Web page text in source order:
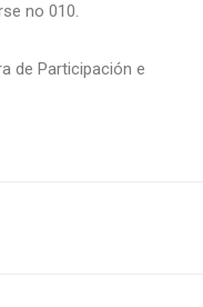
no 010.
de Participación e